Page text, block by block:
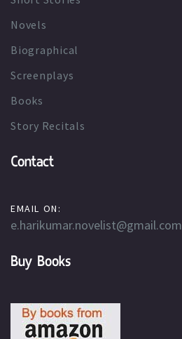
Novels
Biographical
Screenplays
Books
Story Recitals
Contact
EMAIL ON:
e.harikumar.novelist@gmail.com
Buy Books